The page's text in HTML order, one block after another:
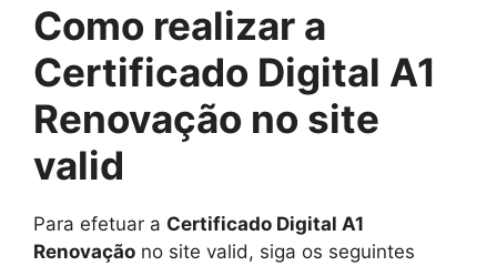
Como realizar a
Certificado Digital A1
Renovação no site
valid
Para efetuar a Certificado Digital A1
Renovação no site valid, siga os seguintes